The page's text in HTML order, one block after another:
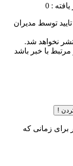
: 0
توسط مدیران
نخواهد شد.
با خبر باشد
!
برای زمانی که